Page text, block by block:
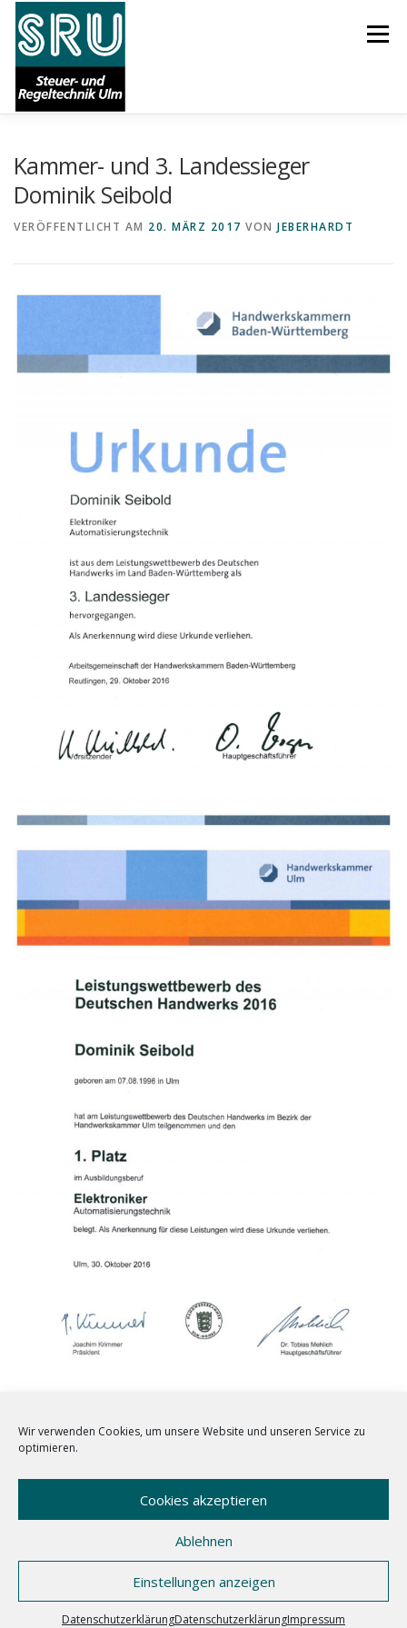
Wir verwenden Cookies, um unsere Website und unseren Service zu
optimieren.
Cookies akzeptieren
Ablehnen
Einstellungen anzeigen
DatenschutzerklärungDatenschutzerklärungImpressum
Inhalt
springen
Menü
START AKTUELLES ÜBER UNS
IMPRESSUM
Kammer- und 3. Landessieger
Dominik Seibold
VERÖFFENTLICHT AM 20. MÄRZ 2017 VON JEBERHARDT
Copyright © 2026 SRU Steuer- und Regeltechnik Ulm
OnePressTheme von FameThemes